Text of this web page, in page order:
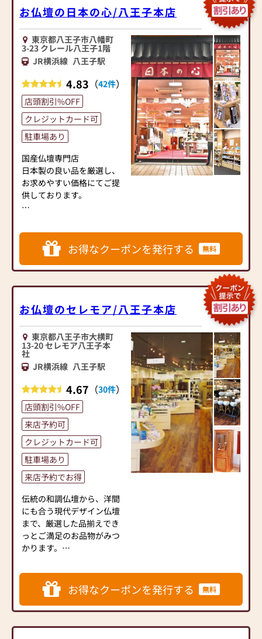
間約25,000基のお仏壇、約
3,000基のお墓を納めていま
す。「お仏壇のはせがわ」
では、さまざまな供養（対
話の場づくり）の形をご提
案しております。ご自身、
ご家族にあった供養の形に
ついて、迷うことや、お困
りのことなどございました
ら、ぜひ、お気軽にご相談
ください。店内にはお仏
壇・お仏具・お位牌・お線
香・お念珠等、豊富にご用
意しております。1,000種類
以上の組み合わせの中から
お客様に合ったお仏壇・お
同開発≫
お仏壇のはせがわは、日本
を代表する家具メーカー
開発で、現代の住宅にあっ
たモダンなお仏壇を作って
います。他にも国内の家具
専門メーカーと作り上げた
お仏壇コレクションがあ
り、祈る人と偲ぶ人をつな
ぐ新しいカタチを提案しま
≪はせがわ店舗サービスの
ご案内≫
●仏壇・仏具・お墓・相
続・遺品整理のご相談
●ご来店予約(ページ内の
「来店予約ボタン」からお
申込ください)
●お電話(ご相談や商品のご
注文を承ります。お電話時
に「いい仏壇を見た」とお
伝えください)
●訪問(はせがわの専門スタ
ッフがご相談や商品ご購入
≪お仏壇のはせがわよりお
客様へ≫
「仏壇や仏具をお探しでし
お仏壇の日本の心/八王子本店
東京都八王子市八幡町
3-23 クレール八王子1階
JR横浜線 八王子駅
4.83 （42件）
店頭割引%OFF
クレジットカード可
駐車場あり
国産仏壇専門店
日本製の良い品を厳選し、
お求めやすい価格にてご提
供しております。
籍
関東一円の民間霊園と業務
提携をしており、樹木葬や
永代供養墓などのご案内か
ズに対応しております。
都立霊園、市営霊園など公
営の霊園も施工可能です。
また、葬儀の事前相談も承
っております。
たら何でもご相談くださ
い。
お香典返し(返礼品)やご供
花、お供物などのお手配も
可能です。
お彼岸、お盆、喪中などの
差し上げ用お線香（ご進物
用）も
【お取り扱い品目】
仏壇・墓石・葬儀・位牌・
仏像・掛軸・仏具全般・線
香・ローソク・御香・念
入れ用品
お宮・神具・墓石のお手入
れ用品・お盆用品・盆提
灯 他
お得なクーポンを発行する 無料
お仏壇のセレモア/八王子本店
東京都八王子市大横町
13-20 セレモア八王子本
社
JR横浜線 八王子駅
4.67 （30件）
店頭割引%OFF
来店予約可
クレジットカード可
駐車場あり
来店予約でお得
伝統の和調仏壇から、洋間
にも合う現代デザイン仏壇
まで、厳選した品揃えでき
っとご満足のお品物がみつ
かります。
広い駐車スペースを完備
し、お車でのアクセスにも
便利です。八王子インター
からも近く、国道16号沿
お得なクーポンを発行する 無料